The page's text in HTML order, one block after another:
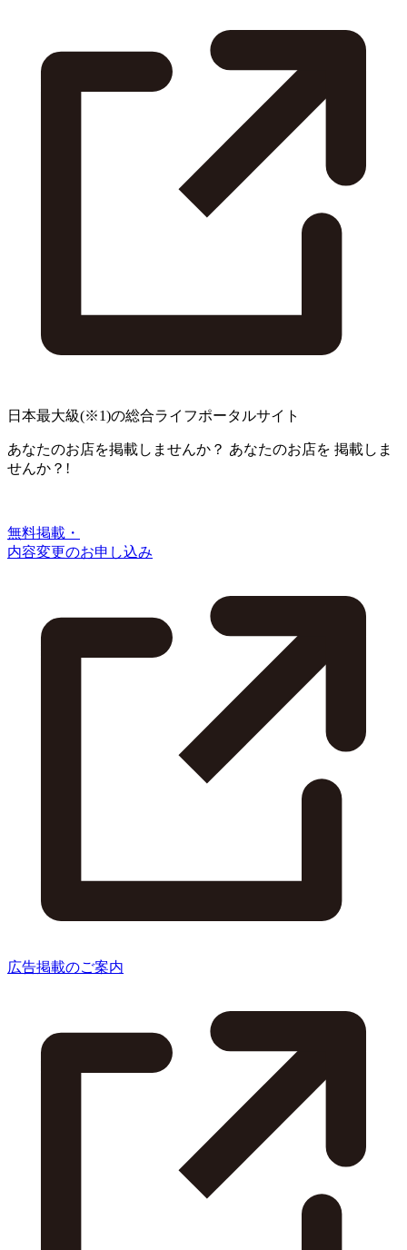
日本最大級(※1)の総合ライフポータルサイト
あなたのお店を掲載しませんか？ あなたのお店を 掲載しま
せんか？!
無料掲載・
内容変更のお申し込み
広告掲載のご案内